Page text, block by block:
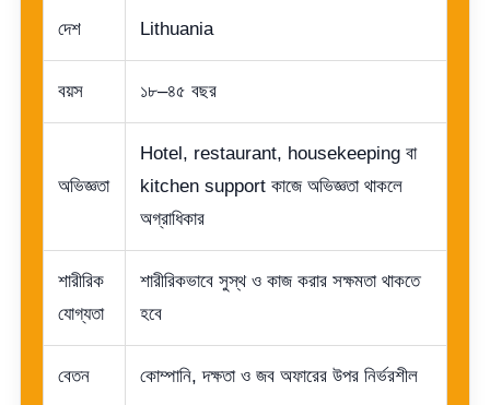
দেশ Lithuania
বয়স ১৮–৪৫ বছর
অভিজ্ঞতা
Hotel, restaurant, housekeeping বা
kitchen support কাজে অভিজ্ঞতা থাকলে
অগ্রাধিকার
শারীরিক
যোগ্যতা
শারীরিকভাবে সুস্থ ও কাজ করার সক্ষমতা থাকতে
হবে
বেতন কোম্পানি, দক্ষতা ও জব অফারের উপর নির্ভরশীল